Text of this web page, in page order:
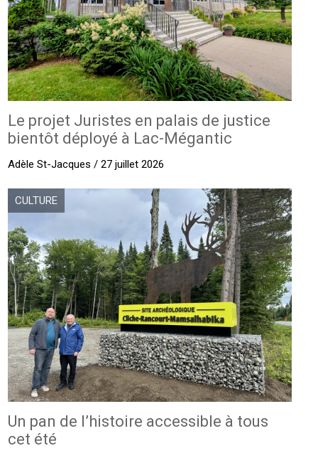
Le projet Juristes en palais de justice
bientôt déployé à Lac-Mégantic
Adèle St-Jacques / 27 juillet 2026
CULTURE
Un pan de l’histoire accessible à tous
cet été